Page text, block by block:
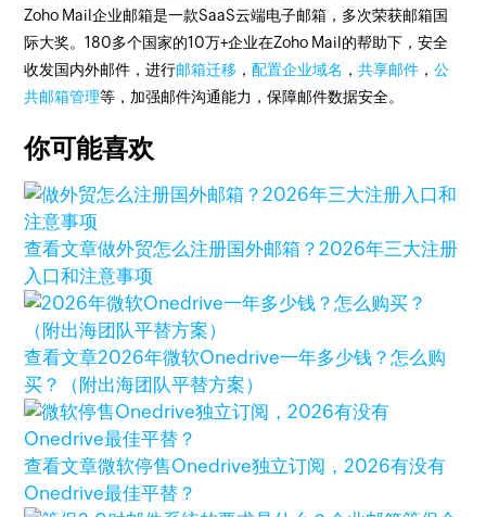
Zoho Mail企业邮箱是一款SaaS云端电子邮箱，多次荣获邮箱国
际大奖。180多个国家的10万+企业在Zoho Mail的帮助下，安全
收发国内外邮件，进行邮箱迁移 ，配置企业域名 ，共享邮件 ，公
共邮箱管理等，加强邮件沟通能力，保障邮件数据安全。
你可能喜欢
查看文章做外贸怎么注册国外邮箱？2026年三大注册
入口和注意事项
查看文章2026年微软Onedrive一年多少钱？怎么购
买？（附出海团队平替方案）
查看文章微软停售Onedrive独立订阅，2026有没有
Onedrive最佳平替？